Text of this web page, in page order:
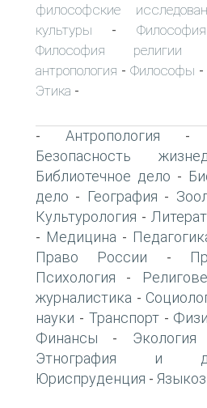
философские
культуры -
Философия религии
антропология - Философы -
Этика -
- Антропология
Безопасность
Библиотечное дело -
дело - География -
Культурология -
- Медицина -
Право России -
Психология -
журналистика -
науки - Транспорт-
Финансы - Экология
Этнография и
Юриспруденция -